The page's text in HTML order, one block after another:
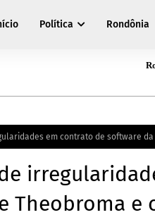
Política Rondônia
em contrato de software
Theobroma